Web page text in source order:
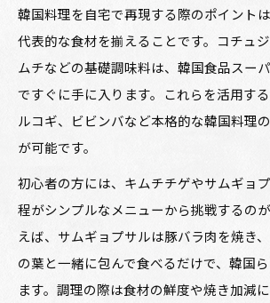
韓国食材店ならではの新商品
韓国アンテナショップで旬の
自宅でも使える韓国食品 人気
身近なショップで見つける韓国料
韓国料理が手軽に楽しめる身
法
韓国食材店 近くで探す便利な
ト
韓国料理の取り寄せと店舗利
韓国料理ショップの口コミを
韓国料理を自宅で再現する際のポイント
代表的な食材を揃えることです。コチュ
ムチなどの基礎調味料は、韓国食品スー
ですぐに手に入ります。これらを活用す
ルコギ、ビビンバなど本格的な韓国料理
が可能です。
初心者の方には、キムチチゲやサムギョ
程がシンプルなメニューから挑戦するの
えば、サムギョプサルは豚バラ肉を焼き
の葉と一緒に包んで食べるだけで、韓国
ます。調理の際は食材の鮮度や焼き加減